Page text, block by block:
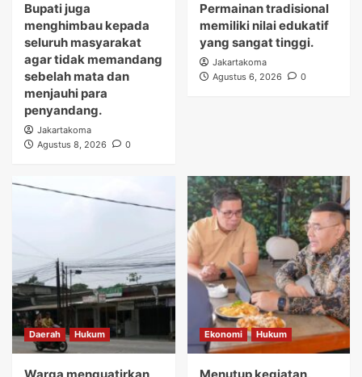
Bupati juga
menghimbau kepada
seluruh masyarakat
agar tidak memandang
sebelah mata dan
menjauhi para
penyandang.
Jakartakoma
Agustus 8, 2026
0
Permainan tradisional
memiliki nilai edukatif
yang sangat tinggi.
Jakartakoma
Agustus 6, 2026
0
Daerah Hukum Ekonomi Hukum